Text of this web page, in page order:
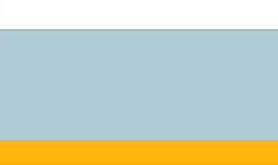
A terméket átlagosan 5